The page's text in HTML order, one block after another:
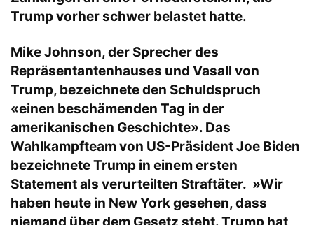
Trump vorher schwer belastet hatte.
Mike Johnson, der Sprecher des
Repräsentantenhauses und Vasall von
Trump, bezeichnete den Schuldspruch
«einen beschämenden Tag in der
amerikanischen Geschichte». Das
Wahlkampfteam von US-Präsident Joe Biden
bezeichnete Trump in einem ersten
Statement als verurteilten Straftäter. »Wir
haben heute in New York gesehen, dass